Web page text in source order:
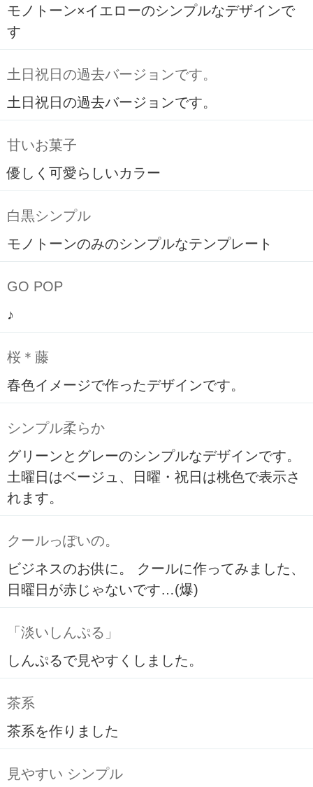
モノトーン×イエローのシンプルなデザインで
す
土日祝日の過去バージョンです。
土日祝日の過去バージョンです。
甘いお菓子
優しく可愛らしいカラー
白黒シンプル
モノトーンのみのシンプルなテンプレート
GO POP
♪
桜＊藤
春色イメージで作ったデザインです。
シンプル柔らか
グリーンとグレーのシンプルなデザインです。
土曜日はベージュ、日曜・祝日は桃色で表示さ
れます。
クールっぽいの。
ビジネスのお供に。 クールに作ってみました、
日曜日が赤じゃないです…(爆)
「淡いしんぷる」
しんぷるで見やすくしました。
茶系
茶系を作りました
見やすい シンプル